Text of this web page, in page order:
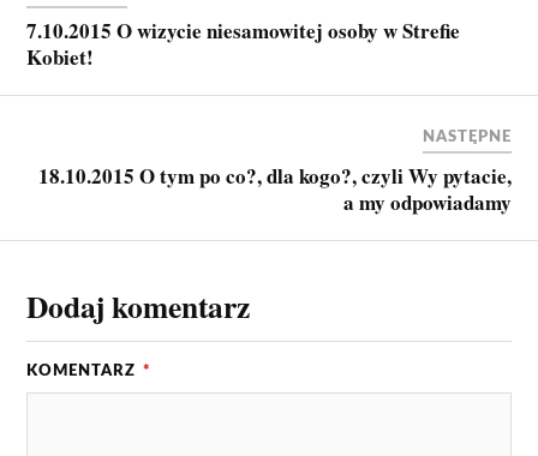
7.10.2015 O wizycie niesamowitej osoby w Strefie
Kobiet!
NASTĘPNE
18.10.2015 O tym po co?, dla kogo?, czyli Wy pytacie,
a my odpowiadamy
Dodaj komentarz
KOMENTARZ *